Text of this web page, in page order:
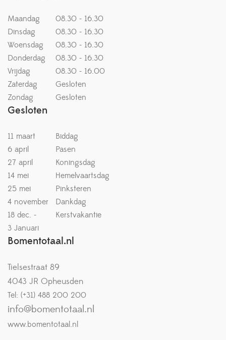
Maandag
08.30 - 16.30
Dinsdag
08.30 - 16.30
Woensdag
08.30 - 16.30
Donderdag
08.30 - 16.30
Vrijdag
08.30 - 16.00
Zaterdag
Gesloten
Zondag
Gesloten
Gesloten
11 maart
Biddag
6 april
Pasen
27 april
Koningsdag
14 mei
Hemelvaartsdag
25 mei
Pinksteren
4 november
Dankdag
18 dec. -
Kerstvakantie
3 Januari
Bomentotaal.nl
Tielsestraat 89
4043 JR Opheusden
Tel: (+31) 488 200 200
info@bomentotaal.nl
www.bomentotaal.nl